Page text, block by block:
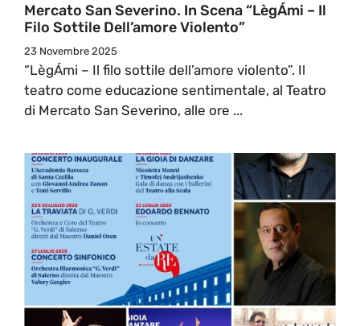
Mercato San Severino. In Scena “LègÁmi – Il
Filo Sottile Dell’amore Violento”
23 Novembre 2025
“LègÁmi – Il filo sottile dell’amore violento”. Il
teatro come educazione sentimentale, al Teatro
di Mercato San Severino, alle ore ...